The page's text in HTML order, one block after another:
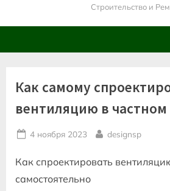
Строительство и
Как самому
вентиляцию в
Posted
4 ноября 2023 By
designsp
Как спроектировать
самостоятельно